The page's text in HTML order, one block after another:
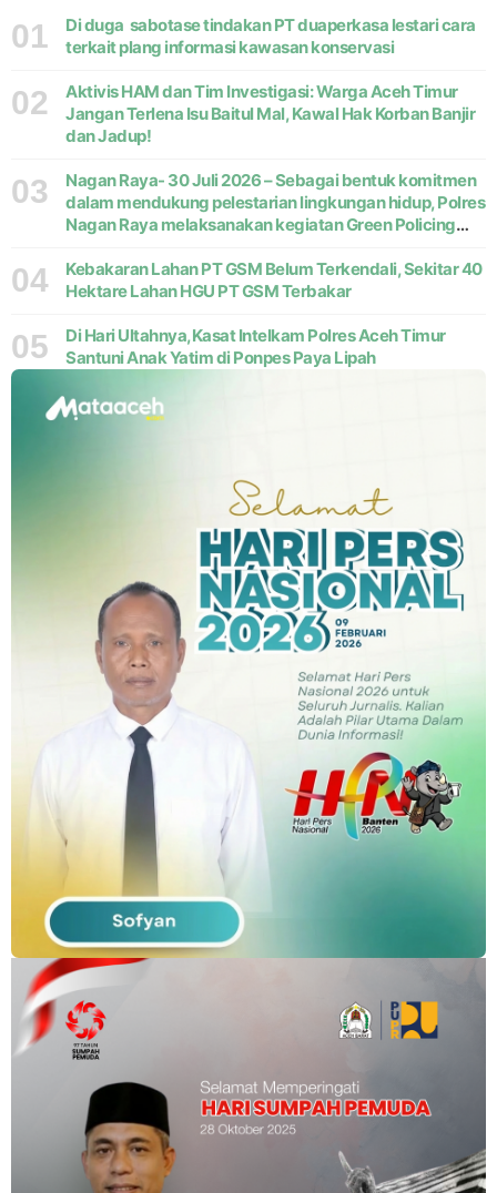
01
Di duga sabotase tindakan PT duaperkasa lestari cara
terkait plang informasi kawasan konservasi
02
Aktivis HAM dan Tim Investigasi: Warga Aceh Timur
Jangan Terlena Isu Baitul Mal, Kawal Hak Korban Banjir
dan Jadup!
03
Nagan Raya- 30 Juli 2026 – Sebagai bentuk komitmen
dalam mendukung pelestarian lingkungan hidup, Polres
Nagan Raya melaksanakan kegiatan Green Policing
Kecamatan Beutong, Kabupaten
04
Kebakaran Lahan PT GSM Belum Terkendali, Sekitar 40
Hektare Lahan HGU PT GSM Terbakar
05
Di Hari Ultahnya,Kasat Intelkam Polres Aceh Timur
Santuni Anak Yatim di Ponpes Paya Lipah